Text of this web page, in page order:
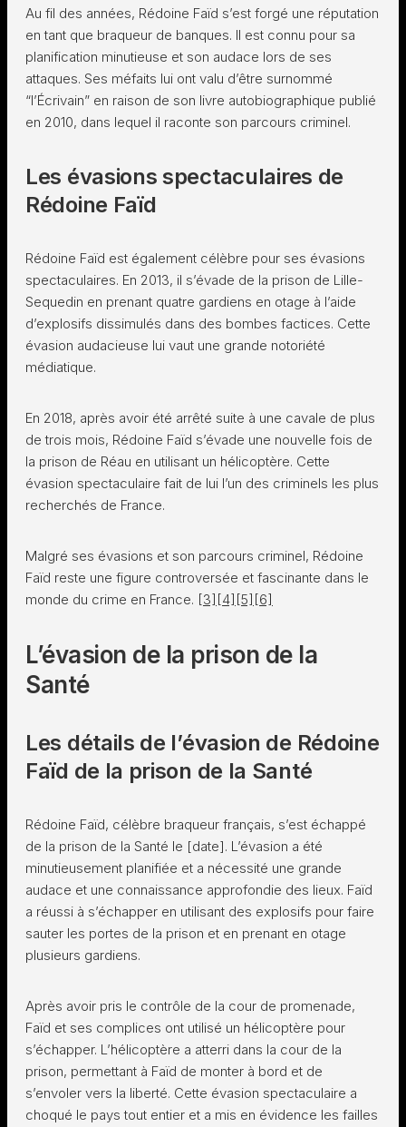
Au fil des années, Rédoine Faïd s’est forgé une réputation
en tant que braqueur de banques. Il est connu pour sa
planification minutieuse et son audace lors de ses
attaques. Ses méfaits lui ont valu d’être surnommé
“l’Écrivain” en raison de son livre autobiographique publié
en 2010, dans lequel il raconte son parcours criminel.
Les évasions spectaculaires de
Rédoine Faïd
Rédoine Faïd est également célèbre pour ses évasions
spectaculaires. En 2013, il s’évade de la prison de Lille-
Sequedin en prenant quatre gardiens en otage à l’aide
d’explosifs dissimulés dans des bombes factices. Cette
évasion audacieuse lui vaut une grande notoriété
médiatique.
En 2018, après avoir été arrêté suite à une cavale de plus
de trois mois, Rédoine Faïd s’évade une nouvelle fois de
la prison de Réau en utilisant un hélicoptère. Cette
évasion spectaculaire fait de lui l’un des criminels les plus
recherchés de France.
Malgré ses évasions et son parcours criminel, Rédoine
Faïd reste une figure controversée et fascinante dans le
monde du crime en France. [3] [4] [5] [6]
L’évasion de la prison de la
Santé
Les détails de l’évasion de Rédoine
Faïd de la prison de la Santé
Rédoine Faïd, célèbre braqueur français, s’est échappé
de la prison de la Santé le [date]. L’évasion a été
minutieusement planifiée et a nécessité une grande
audace et une connaissance approfondie des lieux. Faïd
a réussi à s’échapper en utilisant des explosifs pour faire
sauter les portes de la prison et en prenant en otage
plusieurs gardiens.
Après avoir pris le contrôle de la cour de promenade,
Faïd et ses complices ont utilisé un hélicoptère pour
s’échapper. L’hélicoptère a atterri dans la cour de la
prison, permettant à Faïd de monter à bord et de
s’envoler vers la liberté. Cette évasion spectaculaire a
choqué le pays tout entier et a mis en évidence les failles